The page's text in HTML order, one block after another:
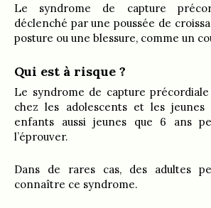
Le syndrome de capture
déclenché par une poussée de
posture ou une blessure, comme un
Qui est à risque ?
Le syndrome de capture
chez les adolescents et les jeunes
enfants aussi jeunes que 6 ans
l’éprouver.
Dans de rares cas, des adultes
connaître ce syndrome.